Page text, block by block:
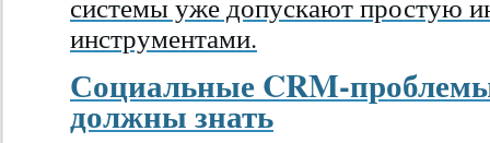
системы уже допускают простую
инструментами.
Социальные CRM-
должны знать